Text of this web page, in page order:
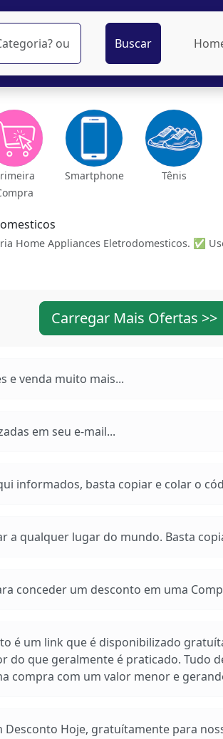
Buscar
Smartphone Tênis
Appliances Eletrodomesticos. ✅
Carregar Mais Ofertas >>
e venda muito mais...
em seu e-mail...
informados, basta copiar e colar o
a qualquer lugar do mundo. Basta
conceder um desconto em uma
é um link que é disponibilizado
do que geralmente é praticado. Tudo
compra com um valor menor e
Hoje, gratuítamente para